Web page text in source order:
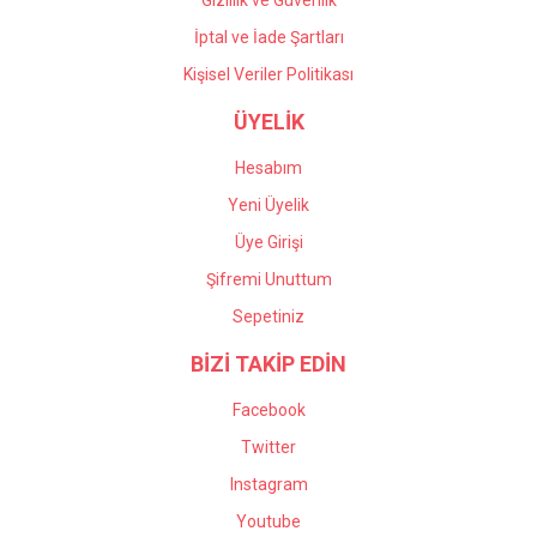
İptal ve İade Şartları
Kişisel Veriler Politikası
ÜYELİK
Hesabım
Yeni Üyelik
Üye Girişi
Şifremi Unuttum
Sepetiniz
BİZİ TAKİP EDİN
Facebook
Twitter
Instagram
Youtube